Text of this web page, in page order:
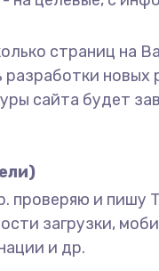
страниц на
новых
сайта будет
проверяю и пишу
загрузки,
и др.